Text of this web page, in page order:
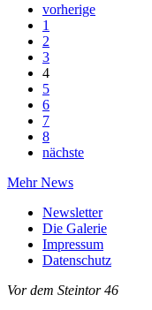
vorherige
1
2
3
4
5
6
7
8
nächste
Mehr News
Newsletter
Die Galerie
Impressum
Datenschutz
Vor dem Steintor 46